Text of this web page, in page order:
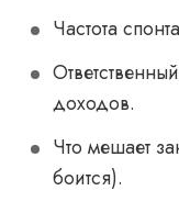
Частота
доходов.
Что мешает
боится).